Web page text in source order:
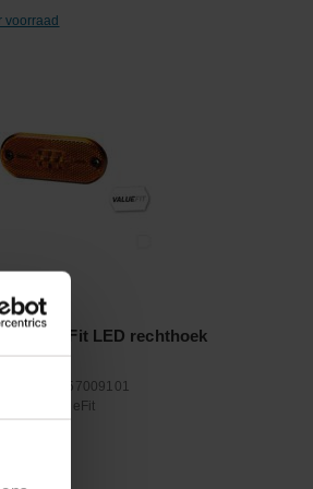
voorraad
ValueFit LED rechthoek
2PS357009101
Hella ValueFit